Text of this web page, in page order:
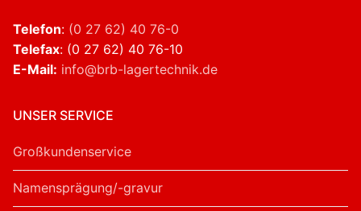
Telefon: (0 27 62) 40 76-0
Telefax: (0 27 62) 40 76-10
E-Mail: info@brb-lagertechnik.de
UNSER SERVICE
Großkundenservice
Namensprägung/-gravur